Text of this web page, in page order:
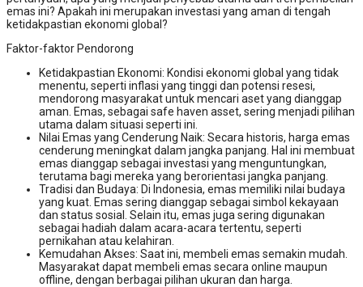
emas ini? Apakah ini merupakan investasi yang aman di tengah
ketidakpastian ekonomi global?
Faktor-faktor Pendorong
Ketidakpastian Ekonomi: Kondisi ekonomi global yang tidak
menentu, seperti inflasi yang tinggi dan potensi resesi,
mendorong masyarakat untuk mencari aset yang dianggap
aman. Emas, sebagai safe haven asset, sering menjadi pilihan
utama dalam situasi seperti ini.
Nilai Emas yang Cenderung Naik: Secara historis, harga emas
cenderung meningkat dalam jangka panjang. Hal ini membuat
emas dianggap sebagai investasi yang menguntungkan,
terutama bagi mereka yang berorientasi jangka panjang.
Tradisi dan Budaya: Di Indonesia, emas memiliki nilai budaya
yang kuat. Emas sering dianggap sebagai simbol kekayaan
dan status sosial. Selain itu, emas juga sering digunakan
sebagai hadiah dalam acara-acara tertentu, seperti
pernikahan atau kelahiran.
Kemudahan Akses: Saat ini, membeli emas semakin mudah.
Masyarakat dapat membeli emas secara online maupun
offline, dengan berbagai pilihan ukuran dan harga.